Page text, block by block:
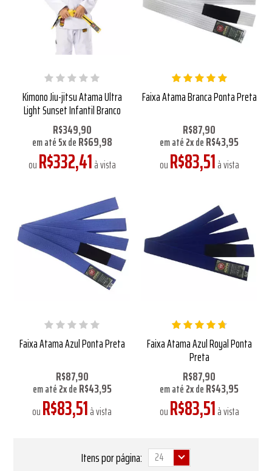
Kimono Jiu-jitsu Atama Ultra
Light Sunset Infantil Branco
R$349,90
em até5xdeR$69,98
ouR$332,41à vista
Faixa Atama Branca Ponta Preta
R$87,90
em até2xdeR$43,95
ouR$83,51à vista
Faixa Atama Azul Ponta Preta
R$87,90
em até2xdeR$43,95
ouR$83,51à vista
Faixa Atama Azul Royal Ponta
Preta
R$87,90
em até2xdeR$43,95
ouR$83,51à vista
Itens por página: